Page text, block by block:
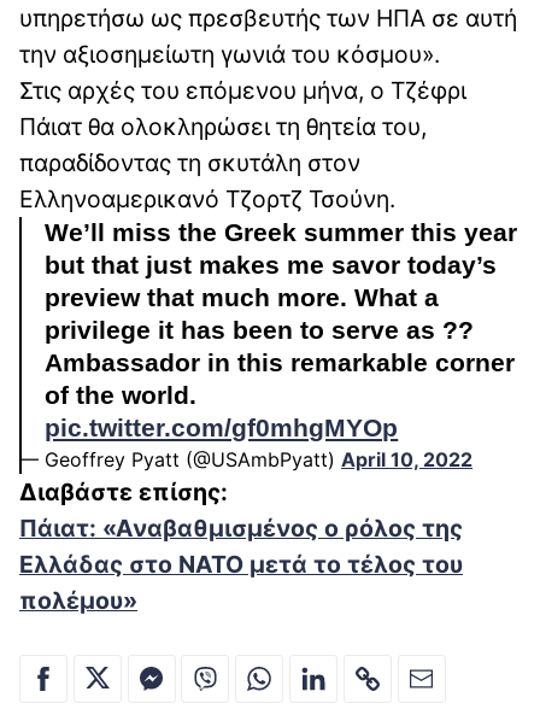
υπηρετήσω ως πρεσβευτής των ΗΠΑ σε αυτή
την αξιοσημείωτη γωνιά του κόσμου».
Στις αρχές του επόμενου μήνα, ο Τζέφρι
Πάιατ θα ολοκληρώσει τη θητεία του,
παραδίδοντας τη σκυτάλη στον
Ελληνοαμερικανό Τζορτζ Τσούνη.
We’ll miss the Greek summer this year
but that just makes me savor today’s
preview that much more. What a
privilege it has been to serve as ??
Ambassador in this remarkable corner
of the world.
pic.twitter.com/gf0mhgMYOp
— Geoffrey Pyatt (@USAmbPyatt) April 10, 2022
Διαβάστε επίσης:
Πάιατ: «Αναβαθμισμένος ο ρόλος της
Ελλάδας στο ΝΑΤΟ μετά το τέλος του
πολέμου»